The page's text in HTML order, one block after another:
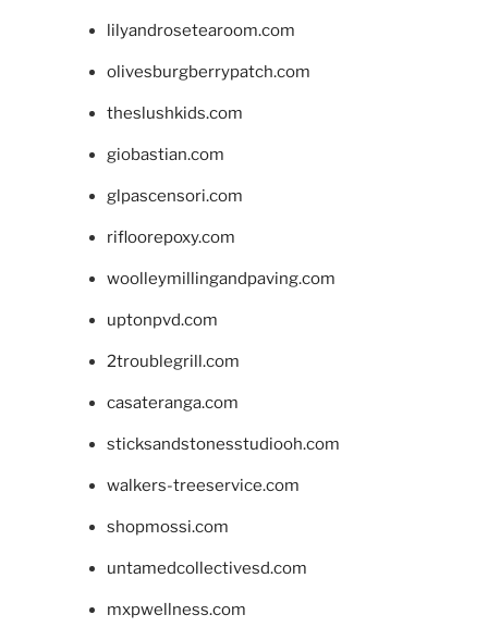
lilyandrosetearoom.com
olivesburgberrypatch.com
theslushkids.com
giobastian.com
glpascensori.com
rifloorepoxy.com
woolleymillingandpaving.com
uptonpvd.com
2troublegrill.com
casateranga.com
sticksandstonesstudiooh.com
walkers-treeservice.com
shopmossi.com
untamedcollectivesd.com
mxpwellness.com